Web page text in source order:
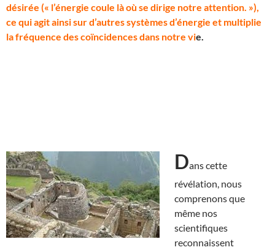
désirée (« l’énergie coule là où se dirige notre attention. »),
ce qui agit ainsi sur d’autres systèmes d’énergie et multiplie
la fréquence des coïncidences dans notre vie.
Dans cette
révélation, nous
comprenons que
même nos
scientifiques
reconnaissent